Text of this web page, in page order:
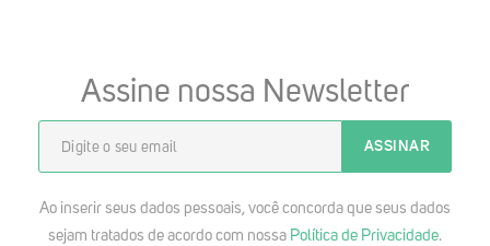
Assine nossa Newsletter
Ao inserir seus dados pessoais, você concorda que seus dados
sejam tratados de acordo com nossa Política de Privacidade.